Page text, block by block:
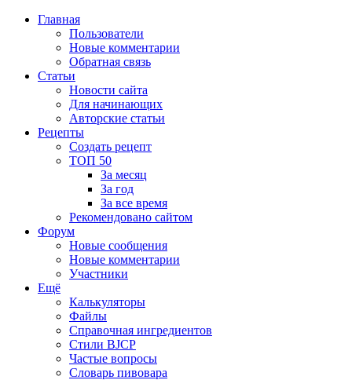
Главная
Пользователи
Новые комментарии
Обратная связь
Статьи
Новости сайта
Для начинающих
Авторские статьи
Рецепты
Создать рецепт
ТОП 50
За месяц
За год
За все время
Рекомендовано сайтом
Форум
Новые сообщения
Новые комментарии
Участники
Ещё
Калькуляторы
Файлы
Справочная ингредиентов
Стили BJCP
Частые вопросы
Словарь пивовара